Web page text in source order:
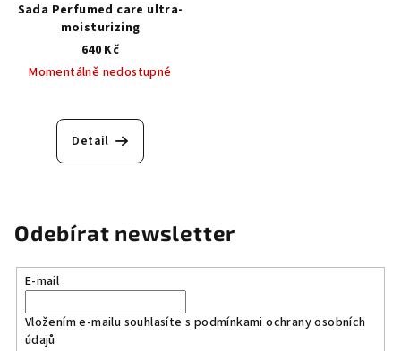
Sada Perfumed care ultra-
moisturizing
640 Kč
Momentálně nedostupné
Detail
Odebírat newsletter
E-mail
Vložením e-mailu souhlasíte s podmínkami ochrany osobních
údajů